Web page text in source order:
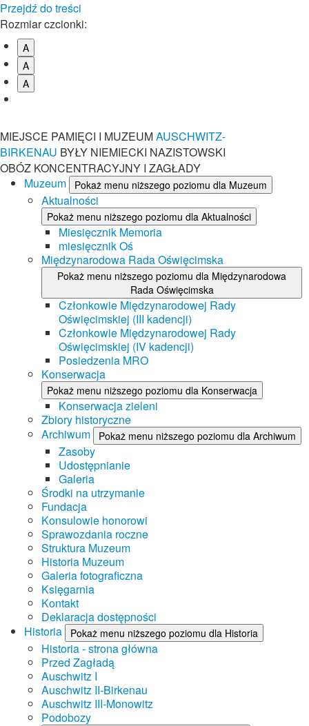
Przejdź do treści
Rozmiar czcionki:
A
A
A
MIEJSCE PAMIĘCI I MUZEUMAUSCHWITZ-
BIRKENAU BYŁY NIEMIECKI NAZISTOWSKI
OBÓZ KONCENTRACYJNY I ZAGŁADY
Muzeum
Pokaż menu niższego poziomu dla Muzeum
Aktualności
Pokaż menu niższego poziomu dla Aktualności
Miesięcznik Memoria
miesięcznik Oś
Międzynarodowa Rada Oświęcimska
Pokaż menu niższego poziomu dla Międzynarodowa
Rada Oświęcimska
Członkowie Międzynarodowej Rady
Oświęcimskiej (III kadencji)
Członkowie Międzynarodowej Rady
Oświęcimskiej (IV kadencji)
Posiedzenia MRO
Konserwacja
Pokaż menu niższego poziomu dla Konserwacja
Konserwacja zieleni
Zbiory historyczne
Archiwum
Pokaż menu niższego poziomu dla Archiwum
Zasoby
Udostępnianie
Galeria
Środki na utrzymanie
Fundacja
Konsulowie honorowi
Sprawozdania roczne
Struktura Muzeum
Historia Muzeum
Galeria fotograficzna
Księgarnia
Kontakt
Deklaracja dostępności
Historia
Pokaż menu niższego poziomu dla Historia
Historia - strona główna
Przed Zagładą
Auschwitz I
Auschwitz II-Birkenau
Auschwitz III-Monowitz
Podobozy